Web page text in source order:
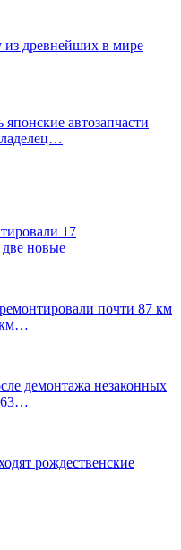
древнейших в мире
автозапчасти
17
новые
почти 87 км
км…
демонтажа незаконных
63…
рождественские